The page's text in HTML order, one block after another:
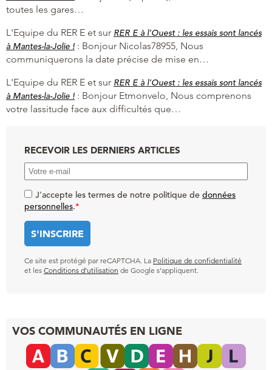
toutes les gares…
L'Equipe du RER E et sur RER E à l’Ouest : les essais sont lancés
à Mantes-la-Jolie ! : Bonjour Nicolas78955, Nous
communiquerons la date précise de mise en…
L'Equipe du RER E et sur RER E à l’Ouest : les essais sont lancés
à Mantes-la-Jolie ! : Bonjour Etmonvelo, Nous comprenons
votre lassitude face aux difficultés que…
RECEVOIR LES DERNIERS ARTICLES
J'accepte les termes de notre politique de données
personnelles.*
Ce site est protégé par reCAPTCHA. La Politique de confidentialité
et les Conditions d’utilisation de Google s’appliquent.
VOS COMMUNAUTÉS EN LIGNE